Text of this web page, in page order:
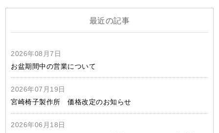
最近の記事
2026年08月7日
お盆期間中の営業について
2026年07月19日
宮崎椅子製作所 価格改定のお知らせ
2026年06月18日